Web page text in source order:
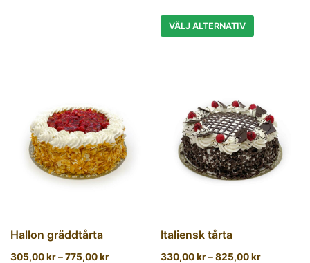
VÄLJ ALTERNATIV
Hallon gräddtårta
305,00kr–775,00kr
Italiensk tårta
330,00kr – 825,00kr